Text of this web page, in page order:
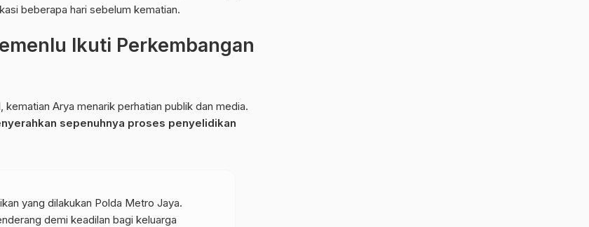
beberapa hari sebelum kematian.
Ikuti Perkembangan
Arya menarik perhatian publik dan media.
sepenuhnya proses penyelidikan
yang dilakukan Polda Metro Jaya.
demi keadilan bagi keluarga